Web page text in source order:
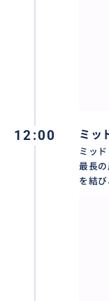
12:00 ミッ
ミッ
最長
を結